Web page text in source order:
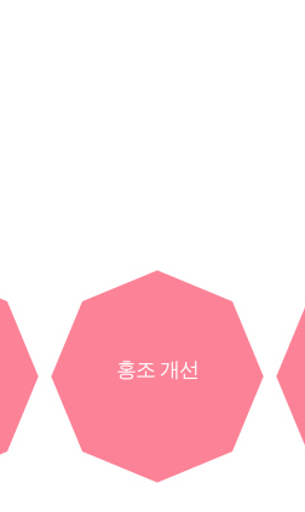
홍조 개선